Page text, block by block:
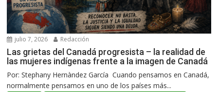
julio 7, 2026 Redacción
Las grietas del Canadá progresista – la realidad de
las mujeres indígenas frente a la imagen de Canadá
Por: Stephany Hernàndez García Cuando pensamos en Canadá,
normalmente pensamos en uno de los países más...